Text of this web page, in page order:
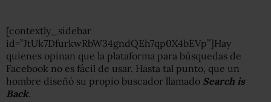
[contextly_sidebar
id=”JtUk7DfurkwRbW34gndQEh7qp0X4bEVp”]Hay
quienes opinan que la plataforma para búsquedas de
Facebook no es fácil de usar. Hasta tal punto, que un
hombre diseñó su propio buscador llamado Search is
Back.